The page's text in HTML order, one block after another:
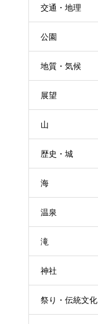
交通・地理
公園
地質・気候
展望
山
歴史・城
海
温泉
滝
神社
祭り・伝統文化